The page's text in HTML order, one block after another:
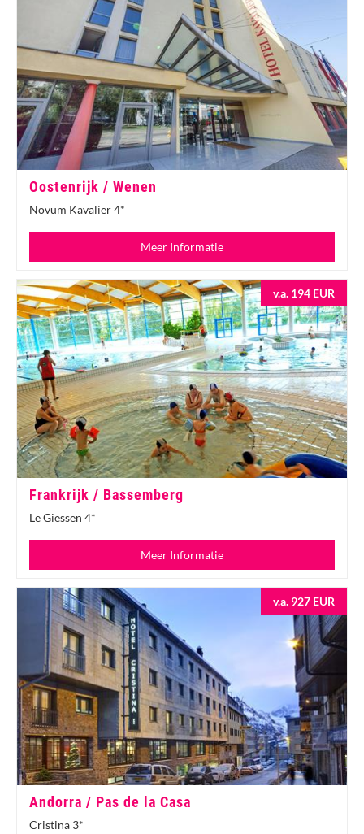
Oostenrijk / Wenen
Novum Kavalier 4*
Meer Informatie
v.a. 194 EUR
Frankrijk / Bassemberg
Le Giessen 4*
Meer Informatie
v.a. 927 EUR
Andorra / Pas de la Casa
Cristina 3*